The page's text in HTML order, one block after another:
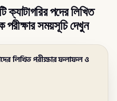
ক্যাটাগরির পদের লিখিত
সময়সূচি দেখুন
লিখিত পরীক্ষার ফলাফল ও